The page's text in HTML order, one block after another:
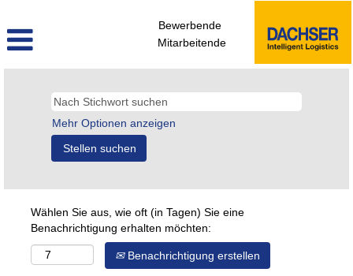
Bewerbende
Mitarbeitende
Mehr Optionen anzeigen
Wählen Sie aus, wie oft (in Tagen) Sie eine
Benachrichtigung erhalten möchten:
Benachrichtigung erstellen